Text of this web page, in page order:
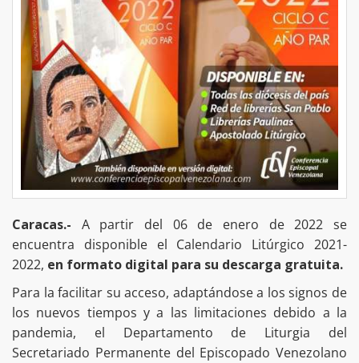
Caracas.- A partir del 06 de enero de 2022 se
encuentra disponible el Calendario Litúrgico 2021-
2022, en formato digital para su descarga gratuita.
Para la facilitar su acceso, adaptándose a los signos de
los nuevos tiempos y a las limitaciones debido a la
pandemia, el Departamento de Liturgia del
Secretariado Permanente del Episcopado Venezolano